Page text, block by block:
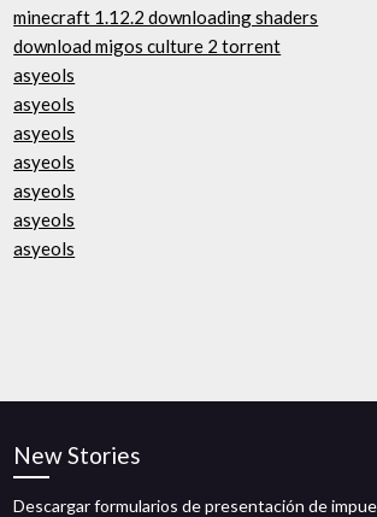
minecraft 1.12.2 downloading shaders
download migos culture 2 torrent
asyeols
asyeols
asyeols
asyeols
asyeols
asyeols
asyeols
New Stories
Descargar formularios de presentación de